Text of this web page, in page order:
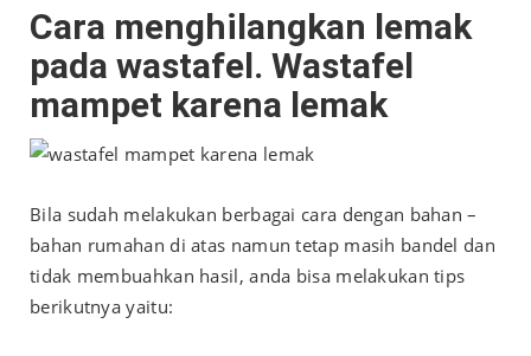
Cara menghilangkan lemak
pada wastafel. Wastafel
mampet karena lemak
Bila sudah melakukan berbagai cara dengan bahan –
bahan rumahan di atas namun tetap masih bandel dan
tidak membuahkan hasil, anda bisa melakukan tips
berikutnya yaitu: